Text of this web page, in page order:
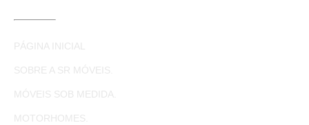
PÁGINA INICIAL
SOBRE A SR MÓVEIS.
MÓVEIS SOB MEDIDA.
MOTORHOMES.